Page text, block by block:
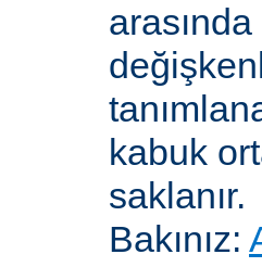
kabuk
saklanır.
Bakınız: